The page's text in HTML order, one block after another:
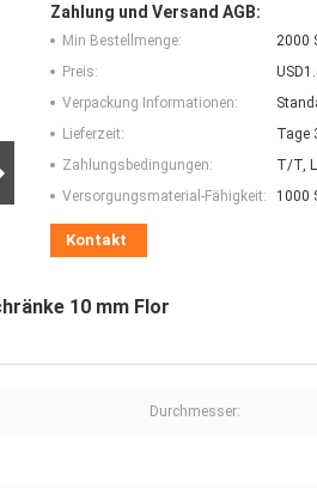
Zahlung und Versand AGB:
Min Bestellmenge:
2000
Preis:
Verpackung Informationen:
Lieferzeit:
Tage
Zahlungsbedingungen:
T/T,
Versorgungsmaterial-Fähigkeit:
1000
Kontakt
10 mm Flor
Durchmesser: